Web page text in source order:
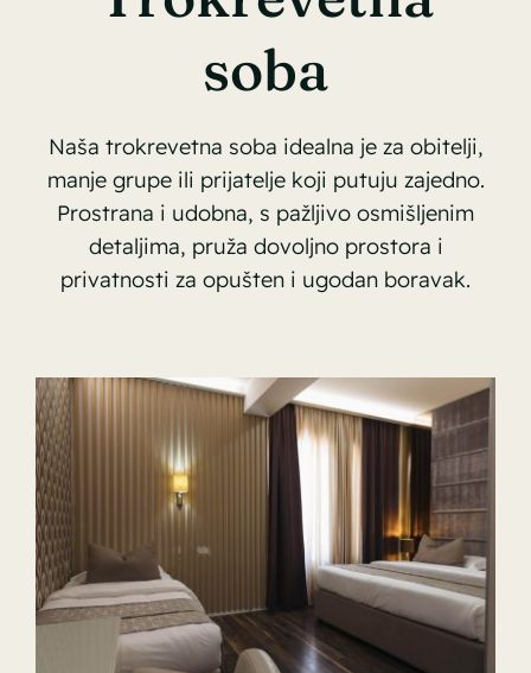
soba
Naša trokrevetna soba idealna je za obitelji,
manje grupe ili prijatelje koji putuju zajedno.
Prostrana i udobna, s pažljivo osmišljenim
detaljima, pruža dovoljno prostora i
privatnosti za opušten i ugodan boravak.